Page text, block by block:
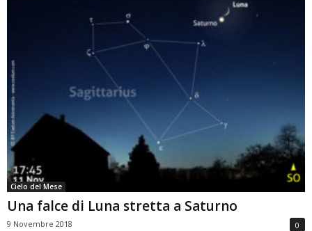
Cielo del Mese
Una falce di Luna stretta a Saturno
9 Novembre 2018 0